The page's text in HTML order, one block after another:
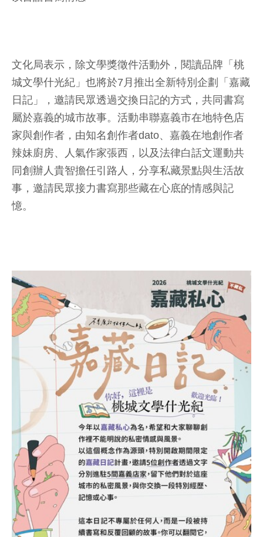
文化局表示，除文學獎徵件活動外，閱讀品牌「桃
城文學什光紀」也將於7月推出全新特別企劃「嘉藏
日記」，邀請民眾透過交換日記的方式，共同書寫
屬於嘉義的城市故事。活動串聯嘉義市在地特色店
家與創作者，由知名創作者dato、嘉義在地創作者
辣妹廚房、人氣作家張西，以及法律白話文運動共
同創辦人貴智擔任引路人，分享私藏景點與生活故
事，邀請民眾接力書寫那些藏在心底的情感與記
憶。